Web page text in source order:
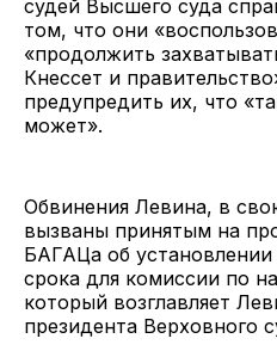
судей Высшего суда
том, что они
«продолжить
Кнессет и
предупредить их, что
может».
Обвинения Левина, в
вызваны принятым на
БАГАЦа об установлении
срока для комиссии по
который возглавляет
президента Верховного